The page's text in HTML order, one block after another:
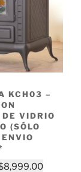
KCH03 –
VIDRIO
(SÓLO
8,999.00Current